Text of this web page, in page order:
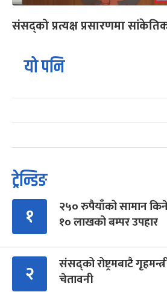
संसद्को प्रत्यक्ष प्रसारणमा
यो पनि
ट्रेन्डिङ
१
२५० रुपैयाँको सामान
१० लाखको बम्पर उपहार
२
संसद्को रोष्ट्रमबाटै
चेतावनी